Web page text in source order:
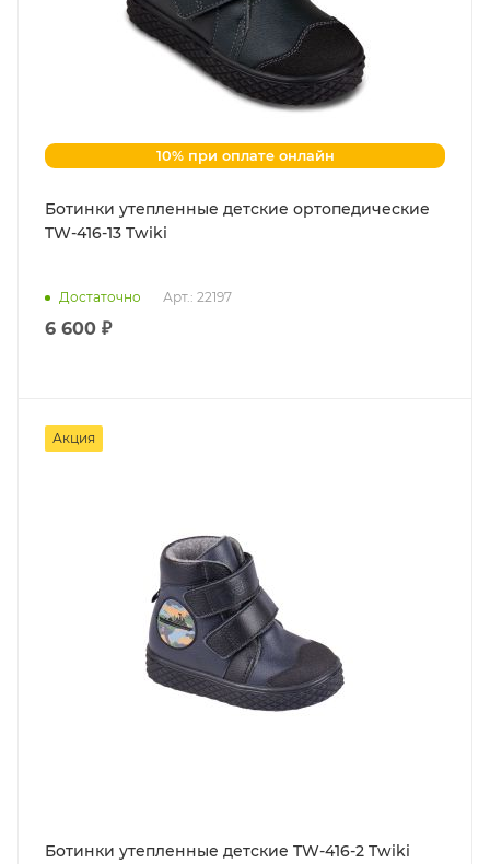
10% при оплате онлайн
Ботинки утепленные детские ортопедические
TW-416-13 Twiki
Достаточно Арт.: 22197
6 600 ₽
Акция
Ботинки утепленные детские TW-416-2 Twiki